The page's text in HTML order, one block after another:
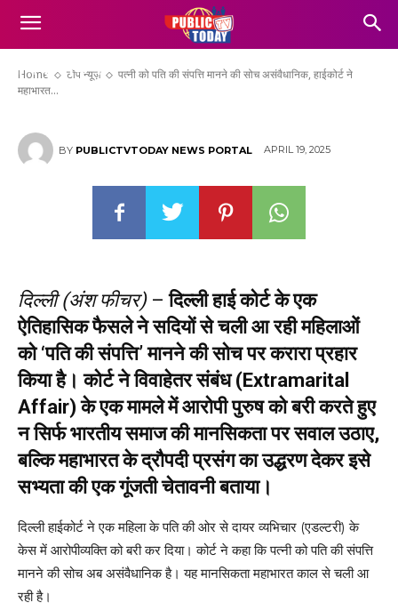
Home टॉप न्यूज़
पत्नी को पति की संपत्ति मानने की‎ सोच असंवैधानिक, हाईकोर्ट ने
महाभारत...
पत्नी को पति की संपत्ति मानने की‎ सोच
असंवैधानिक, हाईकोर्ट ने महाभारत की द्रौपदी का
जिक्र किया
BY PUBLICTVTODAY NEWS PORTAL APRIL 19, 2025
दिल्ली (अंश फीचर)–दिल्ली हाई कोर्ट के एक
ऐतिहासिक फैसले ने सदियों से चली आ रही महिलाओं
को ‘पति की संपत्ति’ मानने की सोच पर करारा प्रहार
किया है। कोर्ट ने विवाहेतर संबंध (Extramarital
Affair) के एक मामले में आरोपी पुरुष को बरी करते हुए
न सिर्फ भारतीय समाज की मानसिकता पर सवाल उठाए,
बल्कि महाभारत के द्रौपदी प्रसंग का उद्धरण देकर इसे
सभ्यता की एक गूंजती चेतावनी बताया।
दिल्ली हाईकोर्ट ने एक महिला के‎ पति की ओर से दायर व्यभिचार (एडल्टरी) के
केस में आरोपी‎व्यक्ति को बरी कर दिया। कोर्ट ने‎ कहा कि पत्नी को पति की संपत्ति
‎मानने की सोच अब असंवैधानिक ‎है। यह मानसिकता महाभारत काल से‎ चली आ
रही है।